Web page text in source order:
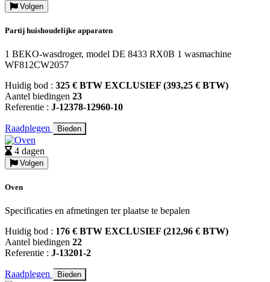
Volgen
Partij huishoudelijke apparaten
1 BEKO-wasdroger, model DE 8433 RX0B 1 wasmachine
WF812CW2057
Huidig bod : 325 € BTW EXCLUSIEF (393,25 € BTW)
Aantel biedingen 23
Referentie : J-12378-12960-10
Raadplegen Bieden
4 dagen
Volgen
Oven
Specificaties en afmetingen ter plaatse te bepalen
Huidig bod : 176 € BTW EXCLUSIEF (212,96 € BTW)
Aantel biedingen 22
Referentie : J-13201-2
Raadplegen Bieden